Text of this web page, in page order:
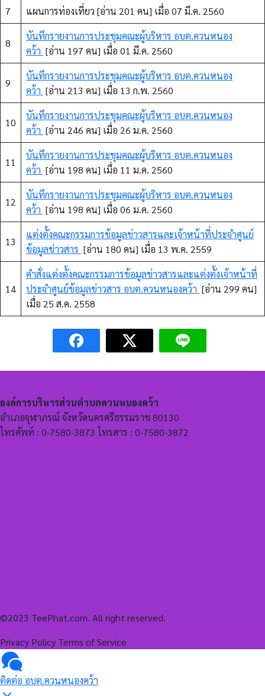
7
แผนการท่องเที่ยว [อ่าน 201 คน] เมื่อ 07 มี.ค. 2560
8
บันทึกรายงานการประชุมคณะผู้บริหาร อบต.ควนหนอง
คว้า [อ่าน 197 คน] เมื่อ 01 มี.ค. 2560
9
บันทึกรายงานการประชุมคณะผู้บริหาร อบต.ควนหนอง
คว้า [อ่าน 213 คน] เมื่อ 13 ก.พ. 2560
10
บันทึกรายงานการประชุมคณะผู้บริหาร อบต.ควนหนอง
คว้า [อ่าน 246 คน] เมื่อ 26 ม.ค. 2560
11
บันทึกรายงานการประชุมคณะผู้บริหาร อบต.ควนหนอง
คว้า [อ่าน 198 คน] เมื่อ 11 ม.ค. 2560
12
บันทึกรายงานการประชุมคณะผู้บริหาร อบต.ควนหนอง
คว้า [อ่าน 198 คน] เมื่อ 06 ม.ค. 2560
13
แต่งตั้งคณะกรรมการข้อมูลข่าวสารและเจ้าหน้าที่ประจำศูนย์
ข้อมูลข่าวสาร [อ่าน 180 คน] เมื่อ 13 พ.ค. 2559
14
คำสั่งแต่งตั้งคณะกรรมการข้อมูลข่าวสารและแต่งตั้งเจ้าหน้าที่
ประจำศูนย์ข้อมูลข่าวสาร อบต.ควนหนองคว้า [อ่าน 299 คน]
เมื่อ 25 ส.ค. 2558
องค์การบริหารส่วนตำบลควนหนองคว้า
อำเภอจุฬาภรณ์ จังหวัดนครศรีธรรมราช 80130
โทรศัพท์ : 0-7580-3873 โทรสาร : 0-7580-3872
©2023 TeePhat.com. All right reserved.
Privacy Policy Terms of Service
ติดต่อ อบต.ควนหนองคว้า